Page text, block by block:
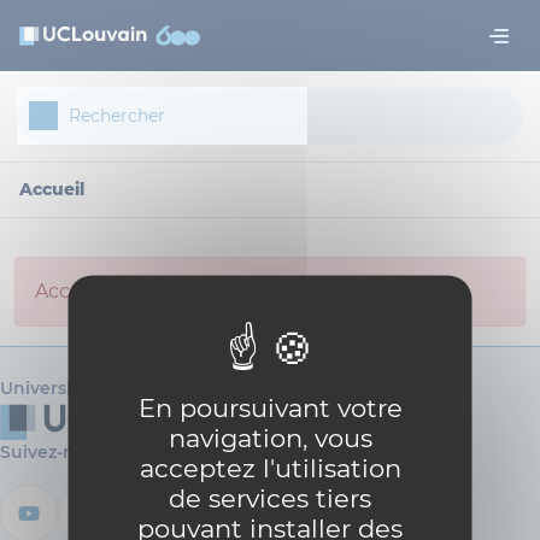
En poursuivant votre
navigation, vous
acceptez l'utilisation
de services tiers
pouvant installer des
Accueil
Access not allowed for anonymous user.
Université catholique de Louvain
Suivez-nous